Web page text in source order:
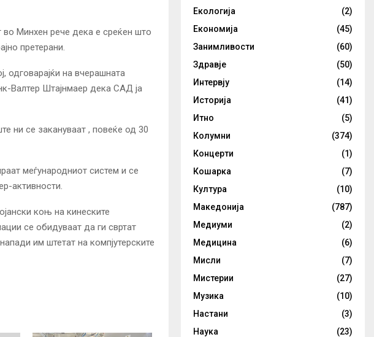
во Минхен рече дека е среќен што
претерани.
одговарајќи на вчерашната
Валтер Штајнмаер дека САД ја
ни се закануваат , повеќе од 30
меѓународниот систем и се
активности.
коњ на кинеските
се обидуваат да ги свртат
им штетат на компјутерските
Екологија
(2)
Економија
(45)
Занимливости
(60)
Здравје
(50)
Интервју
(14)
Историја
(41)
Итно
(5)
Колумни
(374)
Концерти
(1)
Кошарка
(7)
Култура
(10)
Македонија
(787)
Медиуми
(2)
Медицина
(6)
Мисли
(7)
Мистерии
(27)
Музика
(10)
Настани
(3)
Наука
(23)